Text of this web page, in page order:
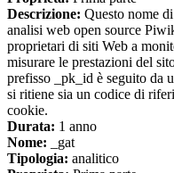
Descrizione: Questo nome
analisi web open source
proprietari di siti Web a
misurare le prestazioni del
prefisso _pk_id è seguito da
si ritiene sia un codice di
cookie.
Durata: 1 anno
Nome: _gat
Tipologia: analitico